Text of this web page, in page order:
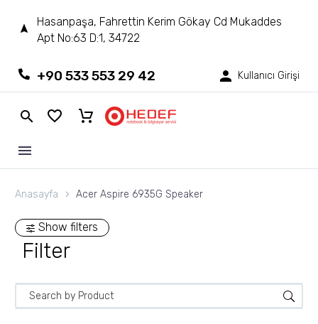
Hasanpaşa, Fahrettin Kerim Gökay Cd Mukaddes
Apt No:63 D:1, 34722
+90 533 553 29 42 Kullanıcı Girişi
Anasayfa Acer Aspire 6935G Speaker
Show filters
Filter